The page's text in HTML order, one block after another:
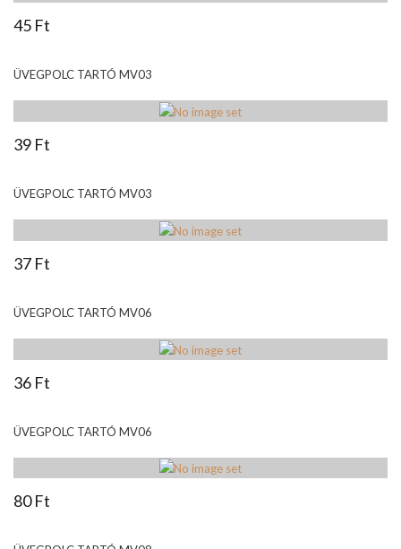
45 Ft
ÜVEGPOLC TARTÓ MV03
39 Ft
ÜVEGPOLC TARTÓ MV03
37 Ft
ÜVEGPOLC TARTÓ MV06
36 Ft
ÜVEGPOLC TARTÓ MV06
80 Ft